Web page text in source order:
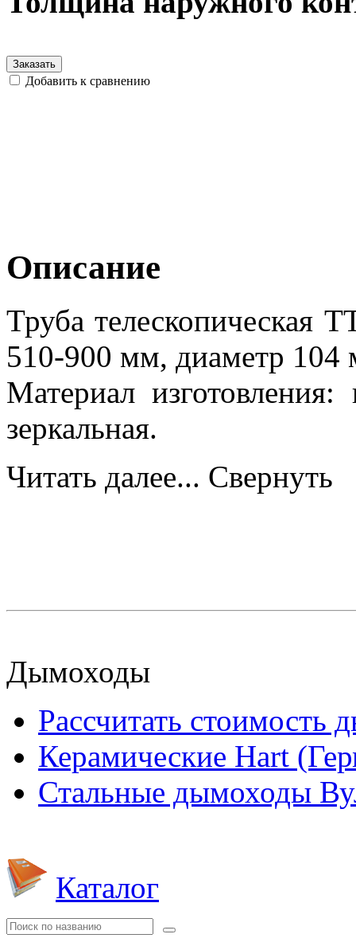
Заказать
Добавить к сравнению
Описание
Труба телескопическая
510-900 мм, диаметр 104
Материал
зеркальная.
Читать далее... Свернуть
Дымоходы
Рассчитать стоимость
Керамические Hart
Стальные дымоходы
Каталог